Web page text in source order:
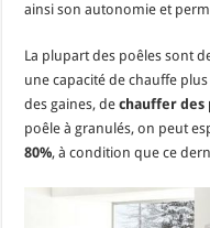
ainsi son autonomie et
La plupart des poêles sont
une capacité de chauffe
des gaines, dechauffer des
poêle à granulés, on peut
80%, à condition que ce